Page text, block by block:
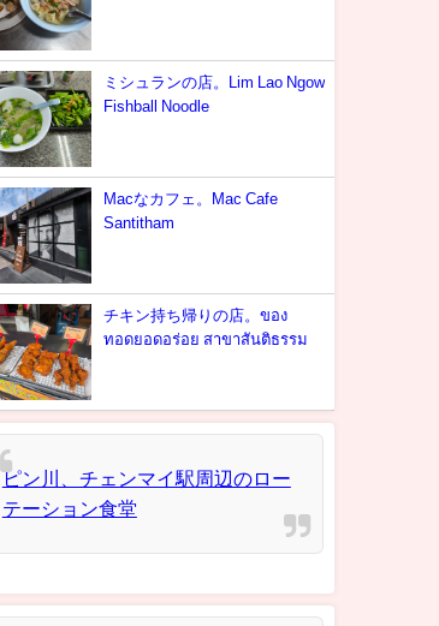
ミシュランの店。Lim Lao Ngow
Fishball Noodle
Macなカフェ。Mac Cafe
Santitham
チキン持ち帰りの店。ของ
ทอดยอดอร่อย สาขาสันติธรรม
ピン川、チェンマイ駅周辺のロー
テーション食堂